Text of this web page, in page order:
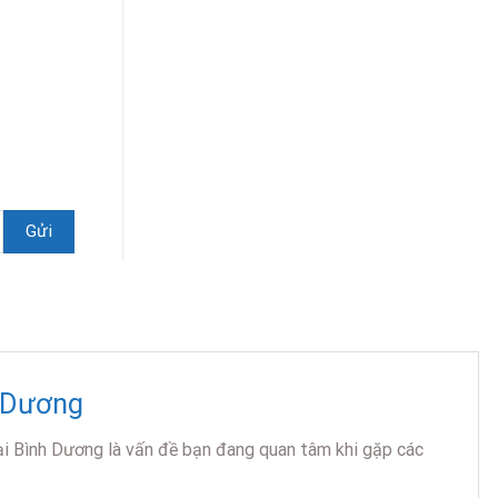
Dương là vấn đề bạn đang quan tâm khi gặp các